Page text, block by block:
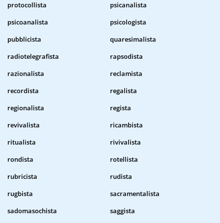
protocollista
psicanalista
psicoanalista
psicologista
pubblicista
quaresimalista
radiotelegrafista
rapsodista
razionalista
reclamista
recordista
regalista
regionalista
regista
revivalista
ricambista
ritualista
rivivalista
rondista
rotellista
rubricista
rudista
rugbista
sacramentalista
sadomasochista
saggista